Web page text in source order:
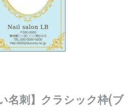
名刺】クラシック枠(ブ